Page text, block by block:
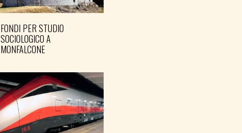
FONDI PER STUDIO
SOCIOLOGICO A
MONFALCONE